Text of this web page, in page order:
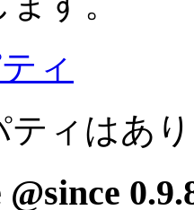
ィ
ティはあ
@since